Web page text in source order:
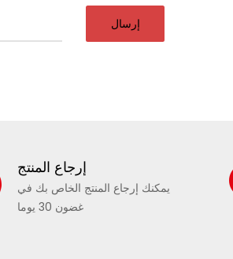
إرسال
إرجاع المنتج
يمكنك إرجاع المنتج الخاص بك في
غضون 30 يوما